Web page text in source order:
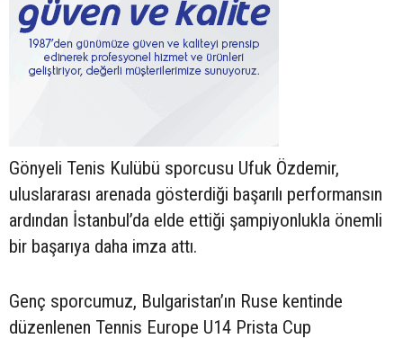
Gönyeli Tenis Kulübü sporcusu Ufuk Özdemir,
uluslararası arenada gösterdiği başarılı performansın
ardından İstanbul’da elde ettiği şampiyonlukla önemli
bir başarıya daha imza attı.
Genç sporcumuz, Bulgaristan’ın Ruse kentinde
düzenlenen Tennis Europe U14 Prista Cup